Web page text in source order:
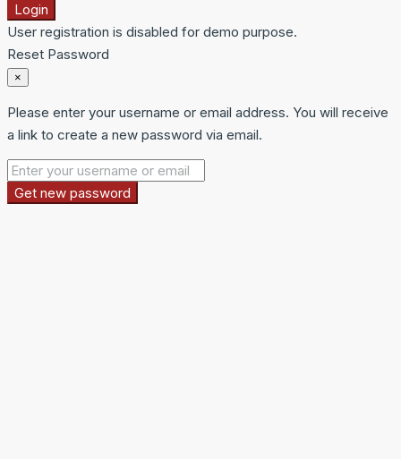
Login
User registration is disabled for demo purpose.
Reset Password
×
Please enter your username or email address. You will receive
a link to create a new password via email.
Get new password